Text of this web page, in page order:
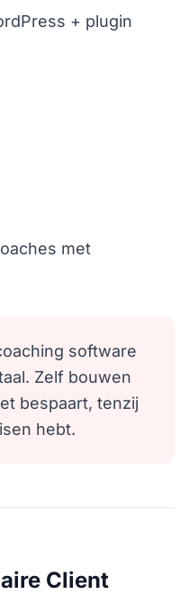
+ plugin
met
software
Zelf bouwen
bespaart, tenzij
hebt.
Client